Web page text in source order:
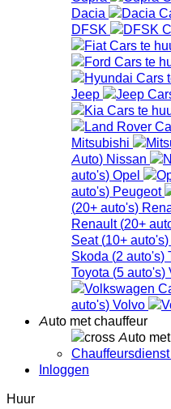
Dacia
DFSK
Jeep
Mitsubishi
Auto) Nissan
auto's) Opel
auto's) Peugeot
(20+ auto's)
Renault (20+
Seat (10+ auto's)
Skoda (2 auto's)
Toyota (5 auto's)
auto's) Volvo
Auto met chauffeur
Auto
Inloggen
Huur